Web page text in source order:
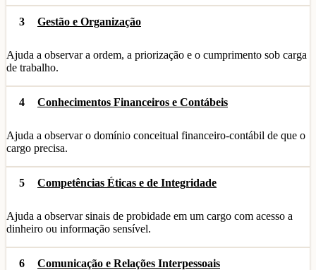
3 Gestão e Organização
Ajuda a observar a ordem, a priorização e o cumprimento sob carga
de trabalho.
4 Conhecimentos Financeiros e Contábeis
Ajuda a observar o domínio conceitual financeiro-contábil de que o
cargo precisa.
5 Competências Éticas e de Integridade
Ajuda a observar sinais de probidade em um cargo com acesso a
dinheiro ou informação sensível.
6 Comunicação e Relações Interpessoais